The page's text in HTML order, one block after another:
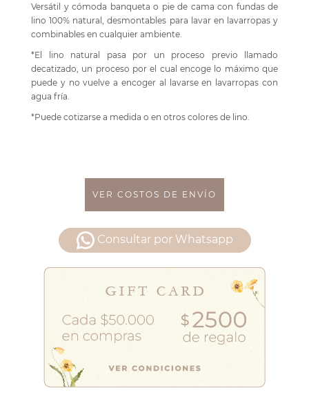
Versátil y cómoda banqueta o pie de cama con fundas de
lino 100% natural, desmontables para lavar en lavarropas y
combinables en cualquier ambiente.
*El lino natural pasa por un proceso previo llamado
decatizado, un proceso por el cual encoge lo máximo que
puede y no vuelve a encoger al lavarse en lavarropas con
agua fría.
*Puede cotizarse a medida o en otros colores de lino.
VER COSTOS DE ENVÍO
Consultar por Whatsapp